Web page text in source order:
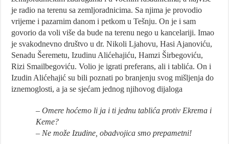
je radio na terenu sa zemljoradnicima. Sa njima je provodio
vrijeme i pazarnim danom i petkom u Tešnju. On je i sam
govorio da voli više da bude na terenu nego u kancelariji. Imao
je svakodnevno društvo u dr. Nikoli Ljahovu, Hasi Ajanoviću,
Senadu Šeremetu, Izudinu Alićehajiću, Hamzi Širbegoviću,
Rizi Smailbegoviću. Volio je igrati preferans, ali i tablića. On i
Izudin Alićehajić su bili poznati po branjenju svog mišljenja do
iznemoglosti, a ja se sjećam jednog njihovog dijaloga
– Omere hoćemo li ja i ti jednu tablića protiv Ekrema i
Keme?
– Ne može Izudine, obadvojica smo prepametni!